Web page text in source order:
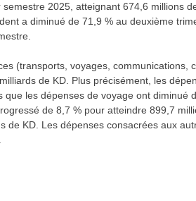
2025, atteignant 674,6 millions
a diminué de 71,9 % au deuxième
(transports, voyages,
de KD. Plus précisément, les
que les dépenses de voyage ont diminué
de 8,7 % pour atteindre 899,7
de KD. Les dépenses consacrées aux